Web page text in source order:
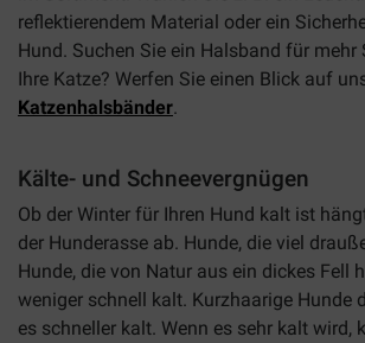
reflektierendem Material oder ein
Hund. Suchen Sie ein Halsband für
Ihre Katze? Werfen Sie einen Blick auf
Katzenhalsbänder.
Kälte- und Schneevergnügen
Ob der Winter für Ihren Hund kalt ist
der Hunderasse ab. Hunde, die viel
Hunde, die von Natur aus ein dickes Fell
weniger schnell kalt. Kurzhaarige Hunde
es schneller kalt. Wenn es sehr kalt wird,